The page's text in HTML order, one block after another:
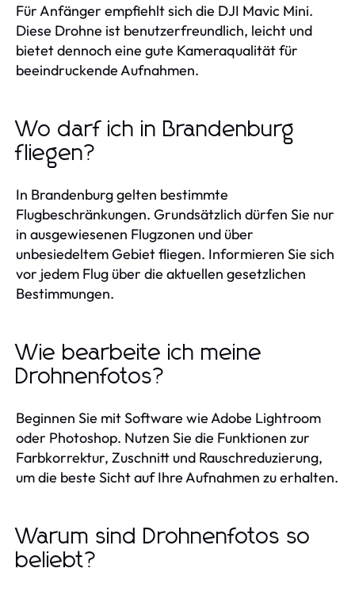
Für Anfänger empfiehlt sich die DJI Mavic Mini.
Diese Drohne ist benutzerfreundlich, leicht und
bietet dennoch eine gute Kameraqualität für
beeindruckende Aufnahmen.
Wo darf ich in Brandenburg
fliegen?
In Brandenburg gelten bestimmte
Flugbeschränkungen. Grundsätzlich dürfen Sie nur
in ausgewiesenen Flugzonen und über
unbesiedeltem Gebiet fliegen. Informieren Sie sich
vor jedem Flug über die aktuellen gesetzlichen
Bestimmungen.
Wie bearbeite ich meine
Drohnenfotos?
Beginnen Sie mit Software wie Adobe Lightroom
oder Photoshop. Nutzen Sie die Funktionen zur
Farbkorrektur, Zuschnitt und Rauschreduzierung,
um die beste Sicht auf Ihre Aufnahmen zu erhalten.
Warum sind Drohnenfotos so
beliebt?